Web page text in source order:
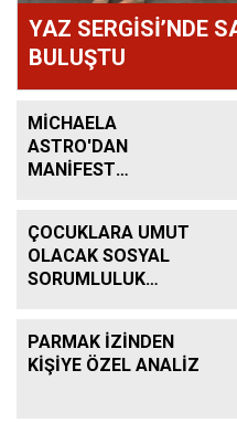
YAZ SERGİSİ’NDE
BULUŞTU
MİCHAELA
ASTRO'DAN
MANİFEST
ÇOCUKLARA UMUT
OLACAK SOSYAL
SORUMLULUK
PARMAK İZİNDEN
KİŞİYE ÖZEL ANALİZ